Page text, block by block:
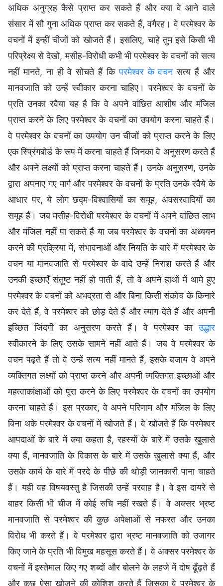
अधिक अनुग्रह कैसे प्राप्त कर सकते हैं और क्या वे आने वाले
संसार में सौ गुना अधिक प्राप्त कर सकते हैं, वगैरह। वे परमेश्वर के
वचनों में इन्हीं चीजों को खोजते हैं। इसलिए, चाहे तुम इसे किसी भी
परिप्रेक्ष्य से देखो, मसीह-विरोधी कभी भी परमेश्वर के वचनों को सत्य
नहीं मानते, ना ही वे सोचते हैं किपरमेश्वर के वचनसत्य हैं और
मानवजाति को उन्हें स्वीकार करना चाहिए। परमेश्वर के वचनों के
प्रति उनका रवैया यह है कि वे अपने वांछित आशीष और मंजिल
प्राप्त करने के लिए परमेश्वर के वचनों का उपयोग करना चाहते हैं।
वे परमेश्वर के वचनों का उपयोग उन चीजों को प्राप्त करने के लिए
एक स्प्रिंगबोर्ड के रूप में करना चाहते हैं जिनका वे अनुसरण करते हैं
और अपने लक्ष्यों को प्राप्त करना चाहते हैं। उनके अनुसरण, उनके
द्वारा अपनाए गए मार्ग और परमेश्वर के वचनों के प्रति उनके रवैये के
आधार पर, ये लोग छद्म-विश्वासियों का समूह, अवसरवादियों का
समूह हैं। जब मसीह-विरोधी परमेश्वर के वचनों में अपने वांछित लाभ
और मंजिल नहीं पा सकते हैं या जब परमेश्वर के वचनों का अध्ययन
करने की प्रक्रिया में, संभावनाओं और नियति के बारे में परमेश्वर के
वचन या मानवजाति से परमेश्वर के वादे उन्हें निराश करते हैं और
उनकी इच्छाएँ संतुष्ट नहीं हो पाती हैं, तो वे अपने हाथों में थामे हुए
परमेश्वर के वचनों को अभद्रता से और बिना किसी संकोच के किनारे
कर देते हैं, वे परमेश्वर को छोड़ देते हैं और त्याग देते हैं और अपनी
इच्छित जिंदगी का अनुसरण करते हैं। वे परमेश्वर काउद्धार
स्वीकारने के लिए उसके सामने नहीं आते हैं। जब वे परमेश्वर के
वचन पढ़ते हैं तो वे उन्हें सत्य नहीं मानते हैं, इसके बजाय वे अपने
व्यक्तिगत लक्ष्यों को प्राप्त करने और अपनी व्यक्तिगत इच्छाओं और
महत्वाकांक्षाओं को पूरा करने के लिए परमेश्वर के वचनों का उपयोग
करना चाहते हैं। इस प्रकार, वे अपने परिणाम और मंजिल के लिए
बिना थके परमेश्वर के वचनों में खोजते हैं। वे खोजते हैं कि परमेश्वर
आपदाओं के बारे में क्या कहता है, रहस्यों के बारे में उसके खुलासे
क्या हैं, मानवजाति के विकास के बारे में उसके खुलासे क्या हैं, और
उसके कार्य के बारे में परदे के पीछे की थोड़ी जानकारी पाना चाहते
हैं। यही वह विषयवस्तु है जिसकी उन्हें परवाह है। वे इस दायरे से
बाहर किसी भी चीज में कोई रुचि नहीं रखते हैं। वे अक्सर भ्रष्ट
मानवजाति से परमेश्वर की कुछ अपेक्षाओं से नफरत और उनका
विरोध भी करते हैं। वे परमेश्वर द्वारा भ्रष्ट मानवजाति को उजागर
किए जाने के प्रति भी विमुख महसूस करते हैं। वे अक्सर परमेश्वर के
वचनों में इस्तेमाल किए गए शब्दों और बोलने के लहजे में दोष ढूँढ़ते हैं
और कुछ ऐसा खोजने की कोशिश करते हैं जिसका वे परमेश्वर के